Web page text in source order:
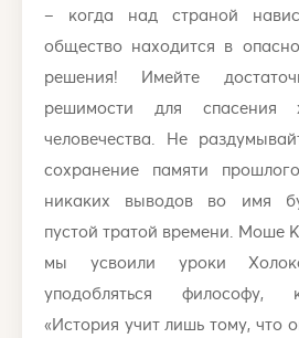
– когда над страной
общество находится в
решения! Имейте
решимости для спасения
человечества. Не
сохранение памяти
никаких выводов во имя
пустой тратой времени. Моше
мы усвоили уроки
уподобляться философу,
«История учит лишь тому, что